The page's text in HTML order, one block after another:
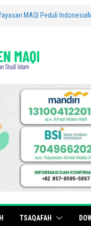
MAQI Peduli Indonesia
TSAQAFAH